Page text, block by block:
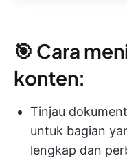
🎯 Cara
konten:
Tinjau
untuk bagian
lengkap dan